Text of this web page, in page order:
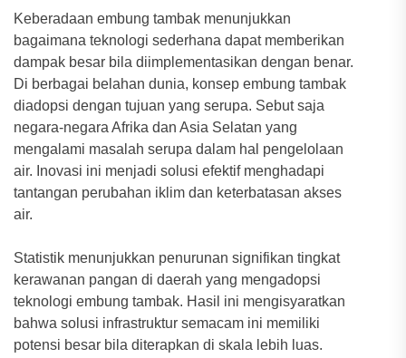
Keberadaan embung tambak menunjukkan
bagaimana teknologi sederhana dapat memberikan
dampak besar bila diimplementasikan dengan benar.
Di berbagai belahan dunia, konsep embung tambak
diadopsi dengan tujuan yang serupa. Sebut saja
negara-negara Afrika dan Asia Selatan yang
mengalami masalah serupa dalam hal pengelolaan
air. Inovasi ini menjadi solusi efektif menghadapi
tantangan perubahan iklim dan keterbatasan akses
air.
Statistik menunjukkan penurunan signifikan tingkat
kerawanan pangan di daerah yang mengadopsi
teknologi embung tambak. Hasil ini mengisyaratkan
bahwa solusi infrastruktur semacam ini memiliki
potensi besar bila diterapkan di skala lebih luas.